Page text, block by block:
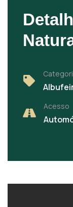
Acesso